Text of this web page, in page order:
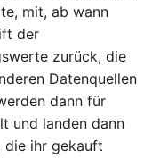
mit, ab wann
der
zurück, die
Datenquellen
dann für
und landen dann
die ihr gekauft